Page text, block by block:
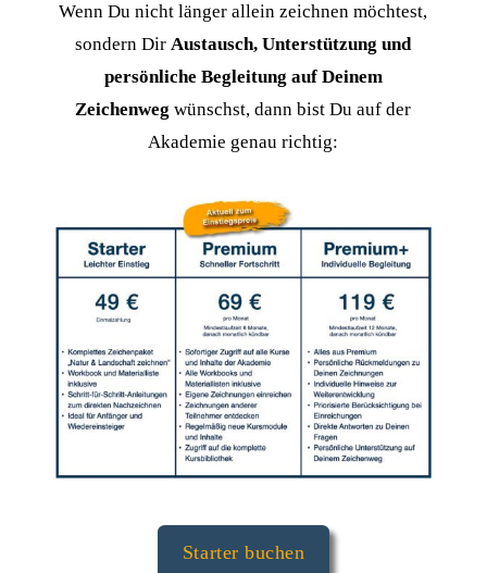
Wenn Du nicht länger allein zeichnen möchtest,
sondern DirAustausch, Unterstützung und
persönliche Begleitung auf Deinem
Zeichenweg wünschst, dann bist Du auf der
Akademie genau richtig:
Starter buchen